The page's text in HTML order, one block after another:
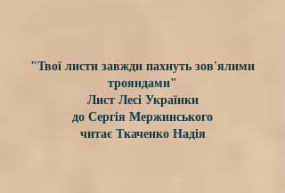
"Твої листи завжди пахнуть зов'ялими
трояндами"
Лист Лесі Українки
до Сергія Мержинського
читає Ткаченко Надія